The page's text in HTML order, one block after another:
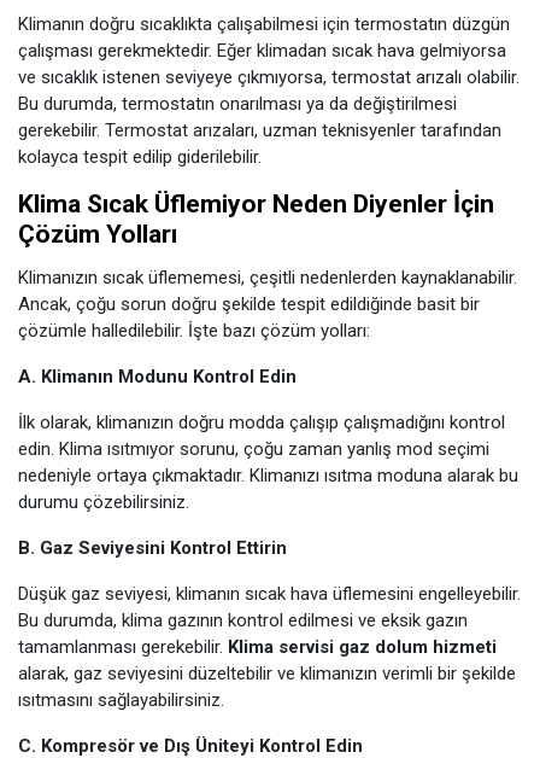
Klimanın doğru sıcaklıkta çalışabilmesi için termostatın düzgün
çalışması gerekmektedir. Eğer klimadan sıcak hava gelmiyorsa
ve sıcaklık istenen seviyeye çıkmıyorsa, termostat arızalı olabilir.
Bu durumda, termostatın onarılması ya da değiştirilmesi
gerekebilir. Termostat arızaları, uzman teknisyenler tarafından
kolayca tespit edilip giderilebilir.
Klima Sıcak Üflemiyor Neden Diyenler İçin
Çözüm Yolları
Klimanızın sıcak üflememesi, çeşitli nedenlerden kaynaklanabilir.
Ancak, çoğu sorun doğru şekilde tespit edildiğinde basit bir
çözümle halledilebilir. İşte bazı çözüm yolları:
A. Klimanın Modunu Kontrol Edin
İlk olarak, klimanızın doğru modda çalışıp çalışmadığını kontrol
edin. Klima ısıtmıyor sorunu, çoğu zaman yanlış mod seçimi
nedeniyle ortaya çıkmaktadır. Klimanızı ısıtma moduna alarak bu
durumu çözebilirsiniz.
B. Gaz Seviyesini Kontrol Ettirin
Düşük gaz seviyesi, klimanın sıcak hava üflemesini engelleyebilir.
Bu durumda, klima gazının kontrol edilmesi ve eksik gazın
tamamlanması gerekebilir. Klima servisi gaz dolum hizmeti
alarak, gaz seviyesini düzeltebilir ve klimanızın verimli bir şekilde
ısıtmasını sağlayabilirsiniz.
C. Kompresör ve Dış Üniteyi Kontrol Edin